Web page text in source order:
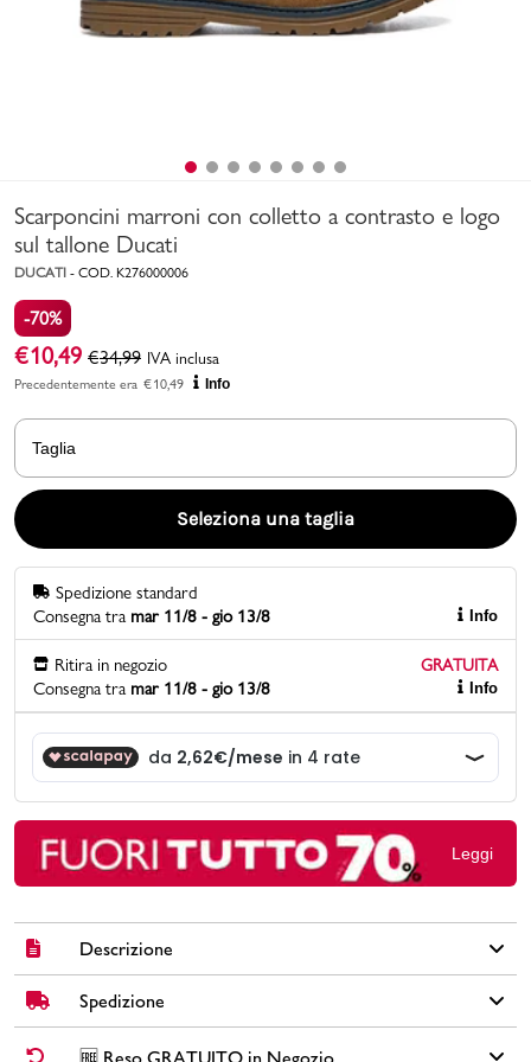
Bambino
Valigie
Accedi | Registrati
Promo & News
negozi
contatti
pcard
Gift card
Scarponcini marroni con colletto a contrasto e logo
sul tallone Ducati
DUCATI - COD. K276000006
-70%
€10,49 €34,99 IVA inclusa
Precedentemente era €10,49 Info
Taglia
Seleziona una taglia
Spedizione standard
Consegna tra mar 11/8 - gio 13/8 Info
Ritira in negozio
GRATUITA
Consegna tra mar 11/8 - gio 13/8 Info
Leggi
Descrizione
Scarponcini Ducati in similpelle color marrone con suola in
gomma, fodera e sottopiede in tessuto, occhielli in metallo, lacci
bicolore, zip laterale, tirante sul retro, colletto imbottito, patch
Spedizione
✅ Spedizione Standard GRATUITA DA € 30➡️ Consegna in
🆓 Reso GRATUITO in Negozio